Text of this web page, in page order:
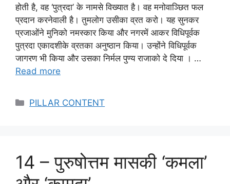
होती है, वह ‘पुत्रदा’ के नामसे विख्यात है। वह मनोवाञ्छित फल
प्रदान करनेवाली है। तुमलोग उसीका व्रत करो। यह सुनकर
प्रजाओंने मुनिको नमस्कार किया और नगरमें आकर विधिपूर्वक
पुत्रदा एकादशीके व्रतका अनुष्ठान किया। उन्होंने विधिपूर्वक
जागरण भी किया और उसका निर्मल पुण्य राजाको दे दिया । …
Read more
Categories
PILLAR CONTENT
14 – पुरुषोत्तम मासकी ‘कमला’